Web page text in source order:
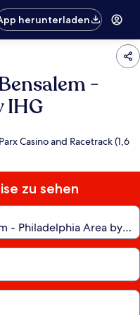
herunterladen
-
IHG
Casino and Racetrack (1,6
zu sehen